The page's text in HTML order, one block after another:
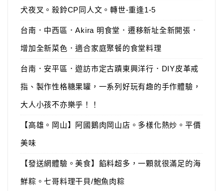
犬夜叉。殺鈴CP同人文。轉世-重逢1-5
台南．中西區．Akira 明食堂．遷移新址全新開張．
增加全新菜色．適合家庭聚餐的食堂料理
台南．安平區．遊訪市定古蹟東興洋行．DIY皮革戒
指、製作性格糖果罐，一系列好玩有趣的手作體驗，
大人小孩不亦樂乎！！
【高雄。岡山】阿國鵝肉岡山店。多樣化熱炒。平價
美味
【發送網體驗。美食】餡料超多，一顆就很滿足的海
鮮粽。七哥料理干貝/鮑魚肉粽